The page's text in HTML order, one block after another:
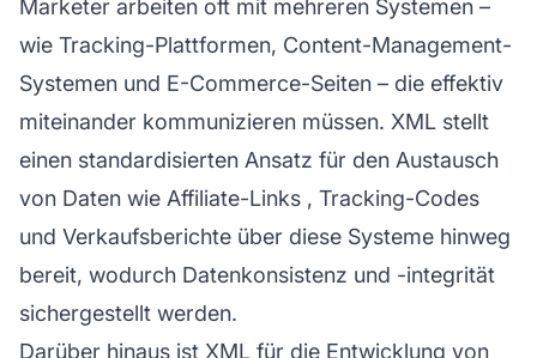
Marketer arbeiten oft mit mehreren Systemen –
wie Tracking-Plattformen, Content-Management-
Systemen und E-Commerce-Seiten – die effektiv
miteinander kommunizieren müssen. XML stellt
einen standardisierten Ansatz für den Austausch
von Daten wie Affiliate-Links , Tracking-Codes
und Verkaufsberichte über diese Systeme hinweg
bereit, wodurch Datenkonsistenz und -integrität
sichergestellt werden.
Darüber hinaus ist XML für die Entwicklung von